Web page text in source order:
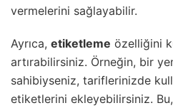
vermelerini sağlayabilir.
Ayrıca, etiketleme özelliğini
artırabilirsiniz. Örneğin, bir
sahibiyseniz, tariflerinizde
etiketlerini ekleyebilirsiniz.